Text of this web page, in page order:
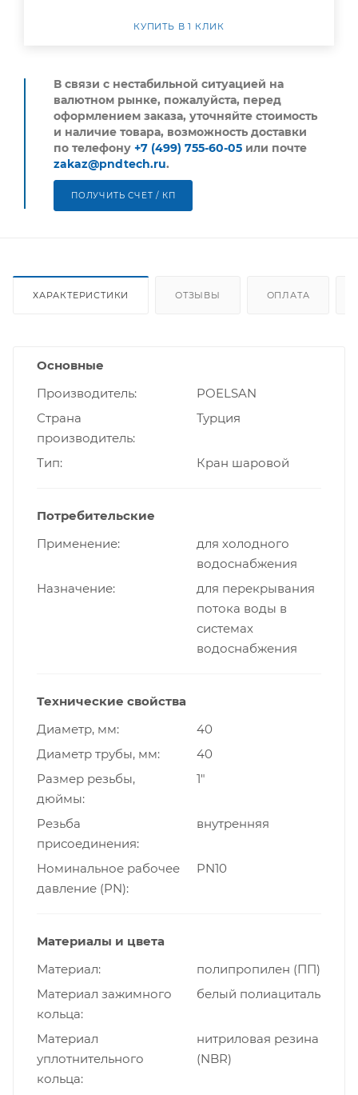
КУПИТЬ В 1 КЛИК
В связи с нестабильной ситуацией на
валютном рынке, пожалуйста, перед
оформлением заказа, уточняйте стоимость
и наличие товара, возможность доставки
по телефону +7 (499) 755-60-05 или почте
zakaz@pndtech.ru.
ПОЛУЧИТЬ СЧЕТ / КП
ХАРАКТЕРИСТИКИ ОТЗЫВЫ ОПЛАТА
Основные
Производитель
POELSAN
Страна
производитель
Турция
Тип Кран шаровой
Потребительские
Применение
для холодного
водоснабжения
Назначение
для перекрывания
потока воды в
системах
водоснабжения
Технические свойства
Диаметр, мм
40
Диаметр трубы, мм
40
Размер резьбы,
дюймы
1"
Резьба
присоединения
внутренняя
Номинальное рабочее
давление (PN)
PN10
Материалы и цвета
Материал
полипропилен (ПП)
Материал зажимного
кольца
белый полиациталь
Материал
уплотнительного
кольца
нитриловая резина
(NBR)